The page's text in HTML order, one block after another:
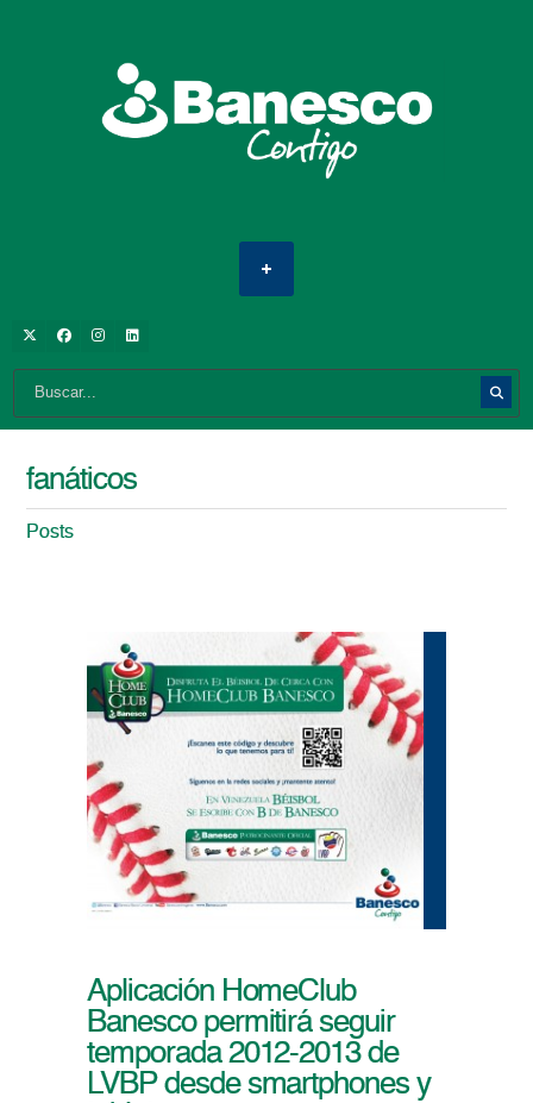
fanáticos
Posts
Aplicación HomeClub
Banesco permitirá seguir
temporada 2012-2013 de
LVBP desde smartphones y